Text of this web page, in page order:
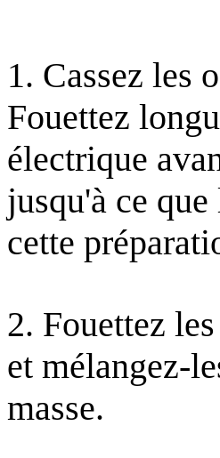
1. Cassez les
Fouettez
électrique
jusqu'à ce
cette
2. Fouettez
et mélangez-
masse.